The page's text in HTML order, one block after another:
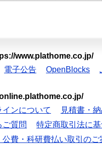
www.plathome.co.jp/
電子公告 OpenBlocks
ンについて
見積書・
ご質問
特定商取引法に
公費・科研費払い取引のご